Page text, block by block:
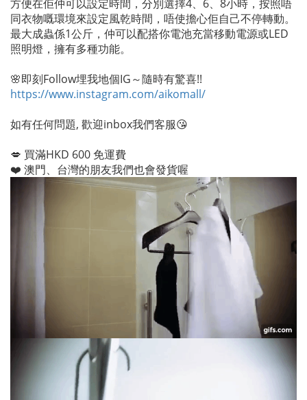
方便在佢仲可以設定時間，分別選擇4、6、8小時，按照唔
同衣物嘅環境來設定風乾時間，唔使擔心佢自己不停轉動。
最大成蟲係1公斤，仲可以配搭你電池充當移動電源或LED
照明燈，擁有多種功能。
🌸即刻Follow埋我地個IG～隨時有驚喜!!
https://www.instagram.com/aikomall/
如有任何問題, 歡迎inbox我們客服😘
💋 買滿HKD 600 免運費
❤️ 澳門、台灣的朋友我們也會發貨喔